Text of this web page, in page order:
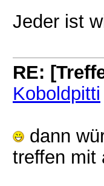
Jeder ist
RE:
Koboldpitti
dann
treffen mit